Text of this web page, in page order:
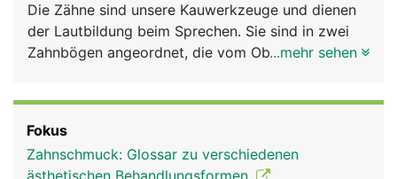
News
Rubriken
Die Zähne sind unsere Kauwerkzeuge und dienen
der Lautbildung beim Sprechen. Sie sind in zwei
Zahnbögen angeordnet, die vom Oberkiefer- und
mittleren Kindesalter vom bleibenden Gebiss
ersetzt wird, das aus 32 Zähnen besteht: auf jeder
...mehr sehen
Fokus
Zahnschmuck: Glossar zu verschiedenen
ästhetischen Behandlungsformen